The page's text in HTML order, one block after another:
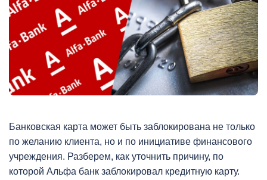
Банковская карта может быть заблокирована не только
по желанию клиента, но и по инициативе финансового
учреждения. Разберем, как уточнить причину, по
которой Альфа банк заблокировал кредитную карту.